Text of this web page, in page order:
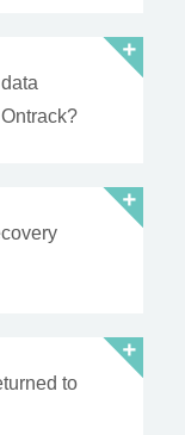
to